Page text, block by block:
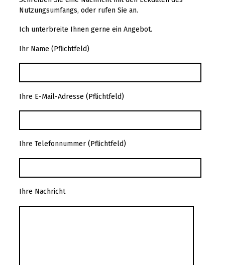
Nutzungsumfangs, oder rufen Sie an.
Ich unterbreite Ihnen gerne ein Angebot.
Ihr Name (Pflichtfeld)
Ihre E-Mail-Adresse (Pflichtfeld)
Ihre Telefonnummer (Pflichtfeld)
Ihre Nachricht